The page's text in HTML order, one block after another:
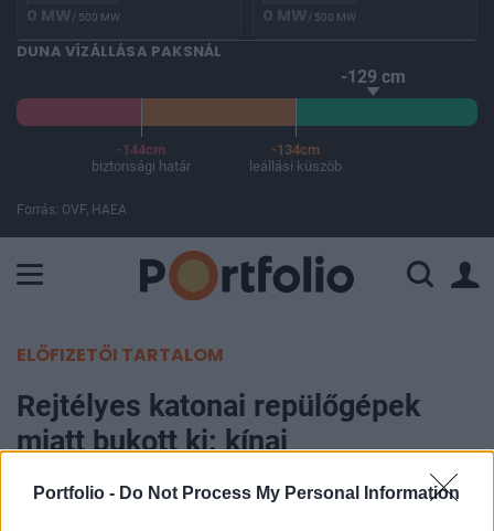
Portfolio - Do Not Process My Personal Information
0 MW/ 500 MW 0 MW/ 500 MW
DUNA VÍZÁLLÁSA PAKSNÁL
-129 cm
-144cm
biztonsági határ
-134cm
leállási küszöb
Forrás: OVF, HAEA
ELŐFIZETŐI TARTALOM
Rejtélyes katonai repülőgépek
miatt bukott ki: kínai
rakétarendszerek jöhetnek
Magyarország szomszédjába